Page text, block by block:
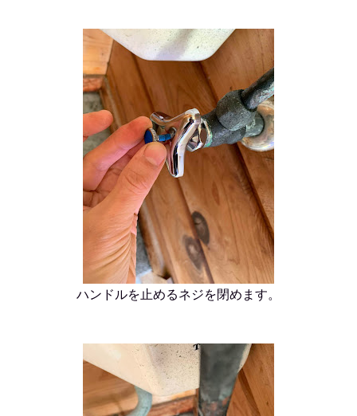
ハンドルを止めるネジを閉めます。